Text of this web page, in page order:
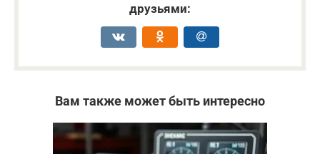
друзьями:
Вам также может быть интересно